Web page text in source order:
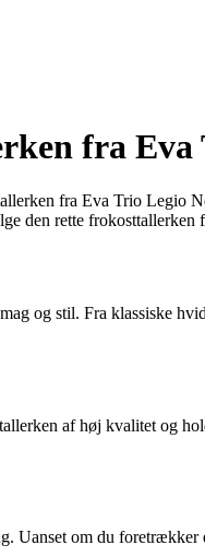
fra Eva
fra Eva Trio Legio
den rette frokosttallerken
og stil. Fra klassiske
af høj kvalitet og
om du